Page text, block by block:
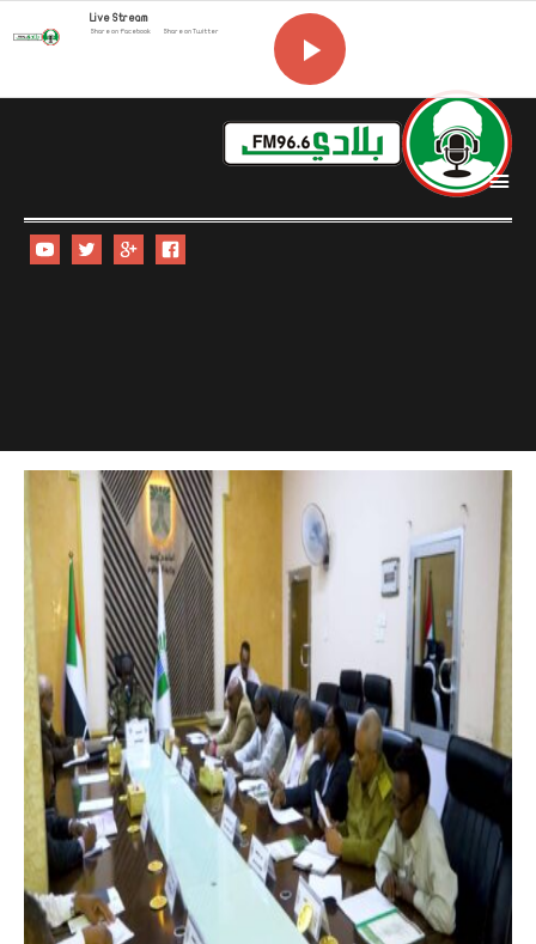
i
Live Stream
Share on Facebook Share on Twitter